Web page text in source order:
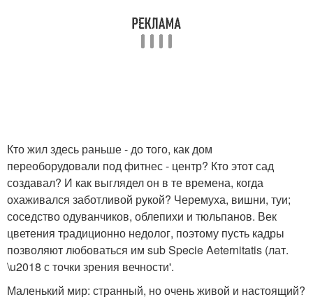
Кто жил здесь раньше - до того, как дом
переоборудовали под фитнес - центр? Кто этот сад
создавал? И как выглядел он в те времена, когда
охаживался заботливой рукой? Черемуха, вишни, туи;
соседство одуванчиков, облепихи и тюльпанов. Век
цветения традиционно недолог, поэтому пусть кадры
позволяют любоваться им sub Specie Aeternitatis (лат.
\u2018 с точки зрения вечности'.
Маленький мир: странный, но очень живой и настоящий?